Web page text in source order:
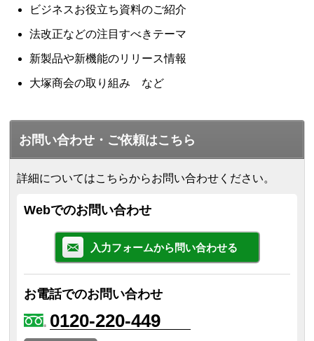
ビジネスお役立ち資料のご紹介
法改正などの注目すべきテーマ
新製品や新機能のリリース情報
大塚商会の取り組み など
お問い合わせ・ご依頼はこちら
詳細についてはこちらからお問い合わせください。
Webでのお問い合わせ
入力フォームから問い合わせる
お電話でのお問い合わせ
0120-220-449